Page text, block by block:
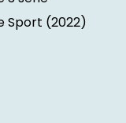
Sport (2022)